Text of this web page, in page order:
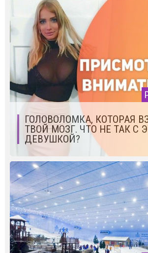
ГОЛОВОЛОМКА, КОТОРАЯ
ТВОЙ МОЗГ. ЧТО НЕ ТАК С
ДЕВУШКОЙ?